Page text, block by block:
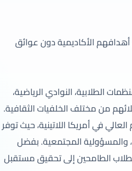
الأكاديمية دون عوائق
الطلابية، النوادي الرياضية،
من مختلف الخلفيات الثقافية.
في أمريكا اللاتينية، حيث توفر
والمسؤولية المجتمعية. بفضل
الطامحين إلى تحقيق مستقبل